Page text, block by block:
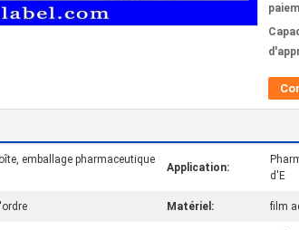
emballage pharmaceutique
Application:
d'E
Matériel: film